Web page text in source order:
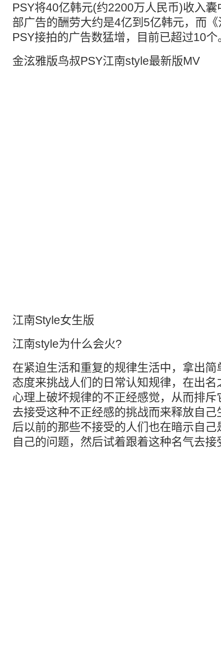
PSY将40亿韩元(约2200万人民币)收入
部广告的酬劳大约是4亿到5亿韩元，而
PSY接拍的广告数猛增，目前已超过10个
金泫雅版鸟叔PSY江南style最新版MV
江南Style女生版
江南style为什么会火?
在紧迫生活和重复的规律生活中，拿出
态度来挑战人们的日常认知规律，在出
心理上破坏规律的不正经感觉，从而排
去接受这种不正经感的挑战而来释放自
后以前的那些不接受的人们也在暗示自
自己的问题，然后试着跟着这种名气去接